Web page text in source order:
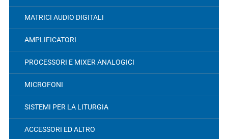
MATRICI AUDIO DIGITALI
AMPLIFICATORI
PROCESSORI E MIXER ANALOGICI
MICROFONI
SISTEMI PER LA LITURGIA
ACCESSORI ED ALTRO